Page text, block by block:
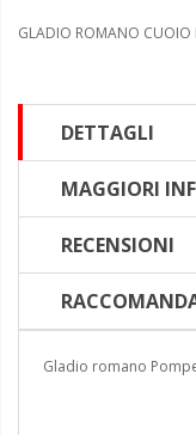
GLADIO ROMANO CUOIO
DETTAGLI
MAGGIORI
RECENSIONI
Gladio romano